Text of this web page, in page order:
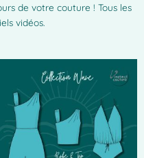
de votre couture ! Tous les
vidéos.
plusieurs
variations.
Les